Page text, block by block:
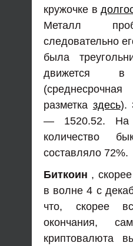
кружочке в
Металл
следовательно
была
движется
(среднесрочная
разметка здесь).
— 1520.52. На
количество
составляло 72%.
Биткоин ,
в волне 4 с
что, скорее
окончания,
криптовалюта